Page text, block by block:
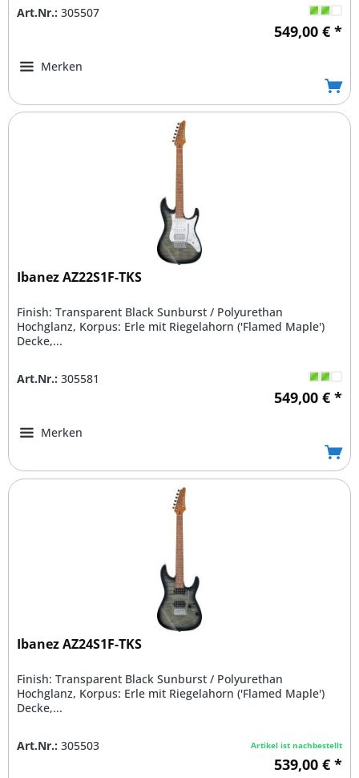
Art.Nr.: 305507
549,00 € *
Merken
Ibanez AZ22S1F-TKS
Finish: Transparent Black Sunburst / Polyurethan
Hochglanz, Korpus: Erle mit Riegelahorn ('Flamed Maple')
Decke,...
Art.Nr.: 305581
549,00 € *
Merken
Ibanez AZ24S1F-TKS
Finish: Transparent Black Sunburst / Polyurethan
Hochglanz, Korpus: Erle mit Riegelahorn ('Flamed Maple')
Decke,...
Art.Nr.: 305503 Artikel ist nachbestellt
539,00 € *